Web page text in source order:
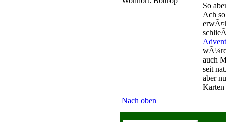
So
Ach
auch
seit
aber
Nach oben